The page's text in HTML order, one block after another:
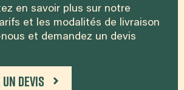
en savoir plus sur notre
et les modalités de livraison
et demandez un devis
un devis